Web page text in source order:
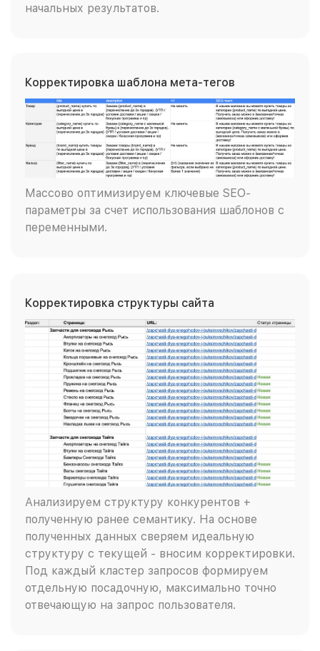
начальных результатов.
Корректировка шаблона мета-тегов
Массово оптимизируем ключевые SEO-
параметры за счет использования шаблонов с
переменными.
Корректировка структуры сайта
Анализируем структуру конкурентов +
полученную ранее семантику. На основе
полученных данных сверяем идеальную
структуру с текущей - вносим корректировки.
Под каждый кластер запросов формируем
отдельную посадочную, максимально точно
отвечающую на запрос пользователя.